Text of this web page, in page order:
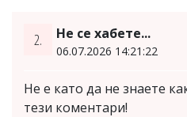
2. Не се хабете...
06.07.2026 14:21:22
Не е като да не знаете
тези коментари!